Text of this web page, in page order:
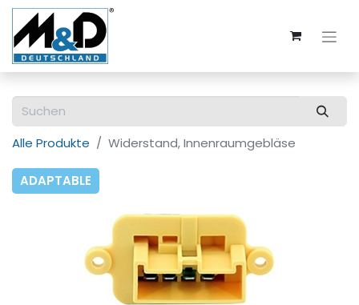
Alle Produkte Widerstand, Innenraumgebläse
ADAPTABLE